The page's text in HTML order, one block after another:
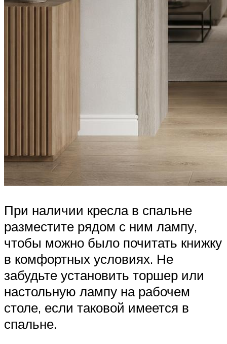
При наличии кресла в спальне
разместите рядом с ним лампу,
чтобы можно было почитать книжку
в комфортных условиях. Не
забудьте установить торшер или
настольную лампу на рабочем
столе, если таковой имеется в
спальне.